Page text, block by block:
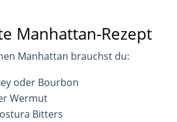
Manhattan-Rezept
Manhattan brauchst du:
oder Bourbon
Wermut
Bitters